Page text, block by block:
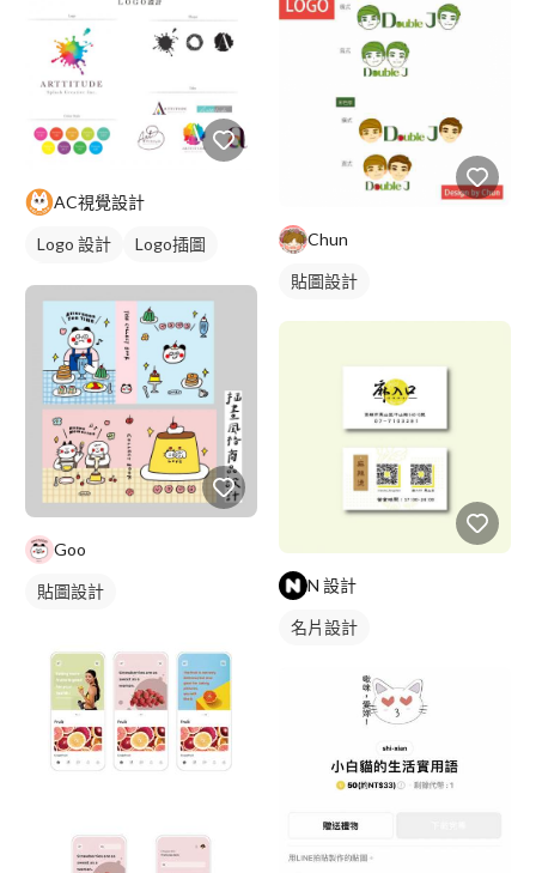
AC視覺設計
Logo 設計
Logo插圖
Goo
貼圖設計
Chun
貼圖設計
N 設計
名片設計